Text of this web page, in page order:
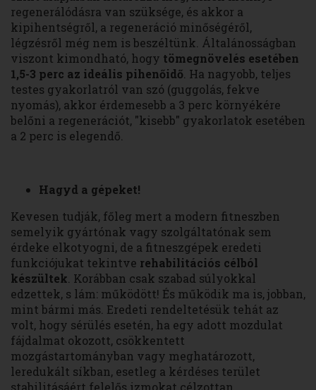
regenerálódásra van szüksége, és akkor a
kipihentségről, a regeneráció minőségéről,
légzésről még nem is beszéltünk. Általánosságban
viszont kimondható, hogy tömegnövelés esetében
1,5-3 perc az ideális pihenőidő . Ha nagyobb, teljes
testes gyakorlatról van szó (guggolás, fekve
nyomás), akkor érdemesebb a 3 perc környékére
belőni a regenerációt, "kisebb" gyakorlatok esetében
a 2 perc is elegendő.
Hagyd a gépeket!
Kevesen tudják, főleg mert a modern fitneszben
semelyik gyártónak vagy szolgáltatónak sem
érdeke elkotyogni, de a fitneszgépek eredeti
funkciójukat tekintve rehabilitációs célból
készültek . Korábban csak szabad súlyokkal
edzettek, s lám: működött! És működik ma is, jobban,
mint bármi más. Eredeti rendeltetésük tehát az
volt, hogy sérülés esetén, ha egy adott mozdulat
fájdalmat okozott, csökkentett
mozgástartományban vagy meghatározott,
leredukált síkban, esetleg a kérdéses terület
stabilitásáért felelős izmokat célzottan